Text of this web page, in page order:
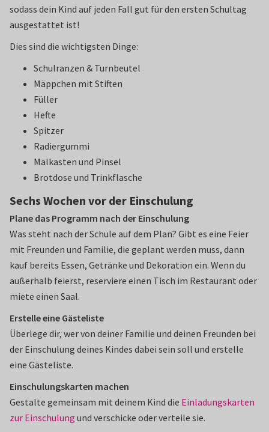
sodass dein Kind auf jeden Fall gut für den ersten Schultag
ausgestattet ist!
Dies sind die wichtigsten Dinge:
Schulranzen & Turnbeutel
Mäppchen mit Stiften
Füller
Hefte
Spitzer
Radiergummi
Malkasten und Pinsel
Brotdose und Trinkflasche
Sechs Wochen vor der Einschulung
Plane das Programm nach der Einschulung
Was steht nach der Schule auf dem Plan? Gibt es eine Feier
mit Freunden und Familie, die geplant werden muss, dann
kauf bereits Essen, Getränke und Dekoration ein. Wenn du
außerhalb feierst, reserviere einen Tisch im Restaurant oder
miete einen Saal.
Erstelle eine Gästeliste
Überlege dir, wer von deiner Familie und deinen Freunden bei
der Einschulung deines Kindes dabei sein soll und erstelle
eine Gästeliste.
Einschulungskarten machen
Gestalte gemeinsam mit deinem Kind die Einladungskarten
zur Einschulung und verschicke oder verteile sie.